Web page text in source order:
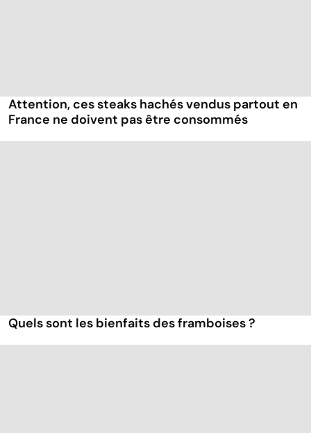
Attention, ces steaks hachés vendus partout en
France ne doivent pas être consommés
Quels sont les bienfaits des framboises ?